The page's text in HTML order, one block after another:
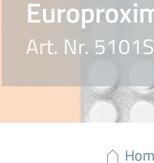
Art. Nr.